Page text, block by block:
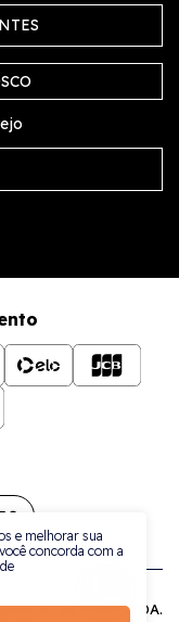
e melhorar sua
concorda com a
de Joias LTDA.